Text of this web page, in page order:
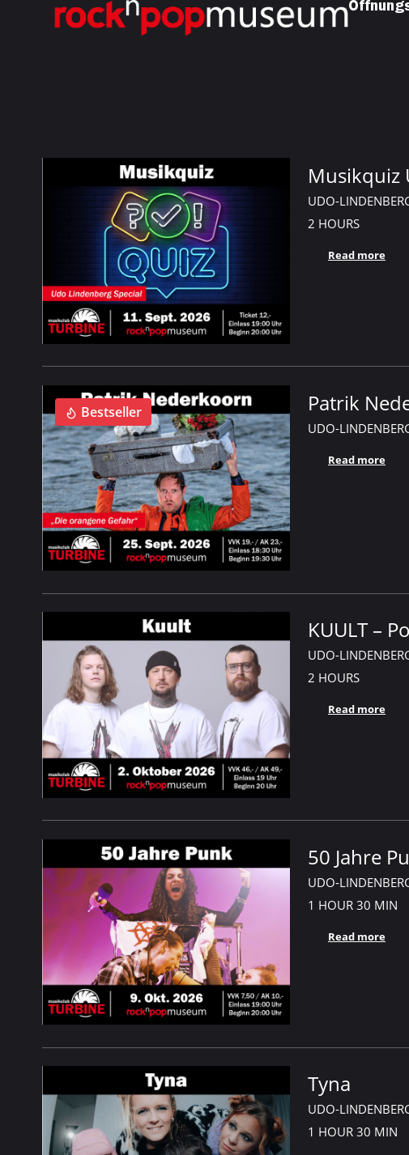
Shop_Events
Musikquiz
UDO-
2 HOURS
Read more
Bestseller Patrik
UDO-
Read more
KUULT –
UDO-
2 HOURS
Read more
50 Jahre
UDO-
1 HOUR 30 MIN
Read more
Tyna
UDO-
1 HOUR 30 MIN